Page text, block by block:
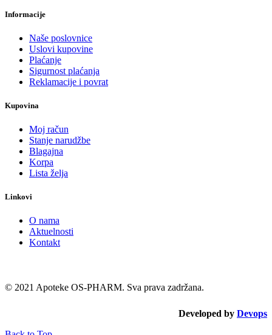
Informacije
Naše poslovnice
Uslovi kupovine
Plaćanje
Sigurnost plaćanja
Reklamacije i povrat
Kupovina
Moj račun
Stanje narudžbe
Blagajna
Korpa
Lista želja
Linkovi
O nama
Aktuelnosti
Kontakt
© 2021 Apoteke OS-PHARM. Sva prava zadržana.
Developed by Devops